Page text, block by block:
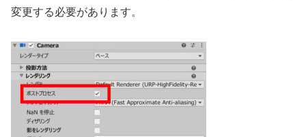
変更する必要があります。